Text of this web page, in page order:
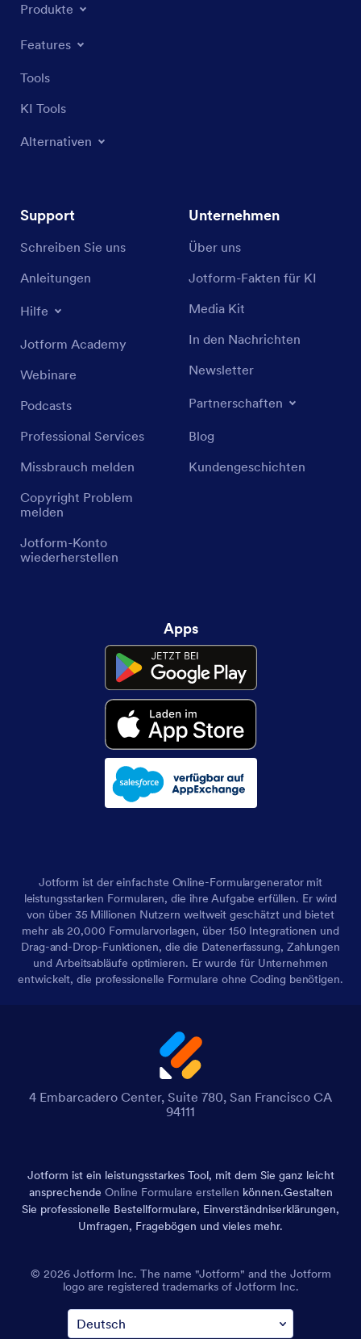
Produkte
Features
Tools
KI Tools
Alternativen
Support
Schreiben Sie uns
Anleitungen
Hilfe
Jotform Academy
Webinare
Podcasts
Professional Services
Missbrauch melden
Copyright Problem
melden
Jotform-Konto
wiederherstellen
Unternehmen
Über uns
Jotform-Fakten für KI
Media Kit
In den Nachrichten
Newsletter
Partnerschaften
Blog
Kundengeschichten
Apps
Jotform ist der einfachste Online-Formulargenerator mit
leistungsstarken Formularen, die ihre Aufgabe erfüllen. Er wird
von über 35 Millionen Nutzern weltweit geschätzt und bietet
mehr als 20,000 Formularvorlagen, über 150 Integrationen und
Drag-and-Drop-Funktionen, die die Datenerfassung, Zahlungen
und Arbeitsabläufe optimieren. Er wurde für Unternehmen
entwickelt, die professionelle Formulare ohne Coding benötigen.
4 Embarcadero Center, Suite 780, San Francisco CA
94111
Jotform ist ein leistungsstarkes Tool, mit dem Sie ganz leicht
ansprechende Online Formulare erstellen können.Gestalten
Sie professionelle Bestellformulare, Einverständniserklärungen,
Umfragen, Fragebögen und vieles mehr.
© 2026 Jotform Inc. The name "Jotform" and the Jotform
logo are registered trademarks of Jotform Inc.